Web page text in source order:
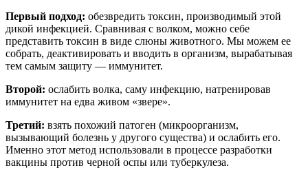
Первый подход: обезвредить токсин, производимый этой
дикой инфекцией. Сравнивая с волком, можно себе
представить токсин в виде слюны животного. Мы можем ее
собрать, деактивировать и вводить в организм, вырабатывая
тем самым защиту — иммунитет.
Второй: ослабить волка, саму инфекцию, натренировав
иммунитет на едва живом «звере».
Третий: взять похожий патоген (микроорганизм,
вызывающий болезнь у другого существа) и ослабить его.
Именно этот метод использовали в процессе разработки
вакцины против черной оспы или туберкулеза.